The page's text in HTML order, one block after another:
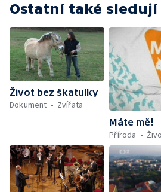
Ostatní také sledují
Život bez škatulky
Dokument
Zvířata
Máte mě!
Příroda